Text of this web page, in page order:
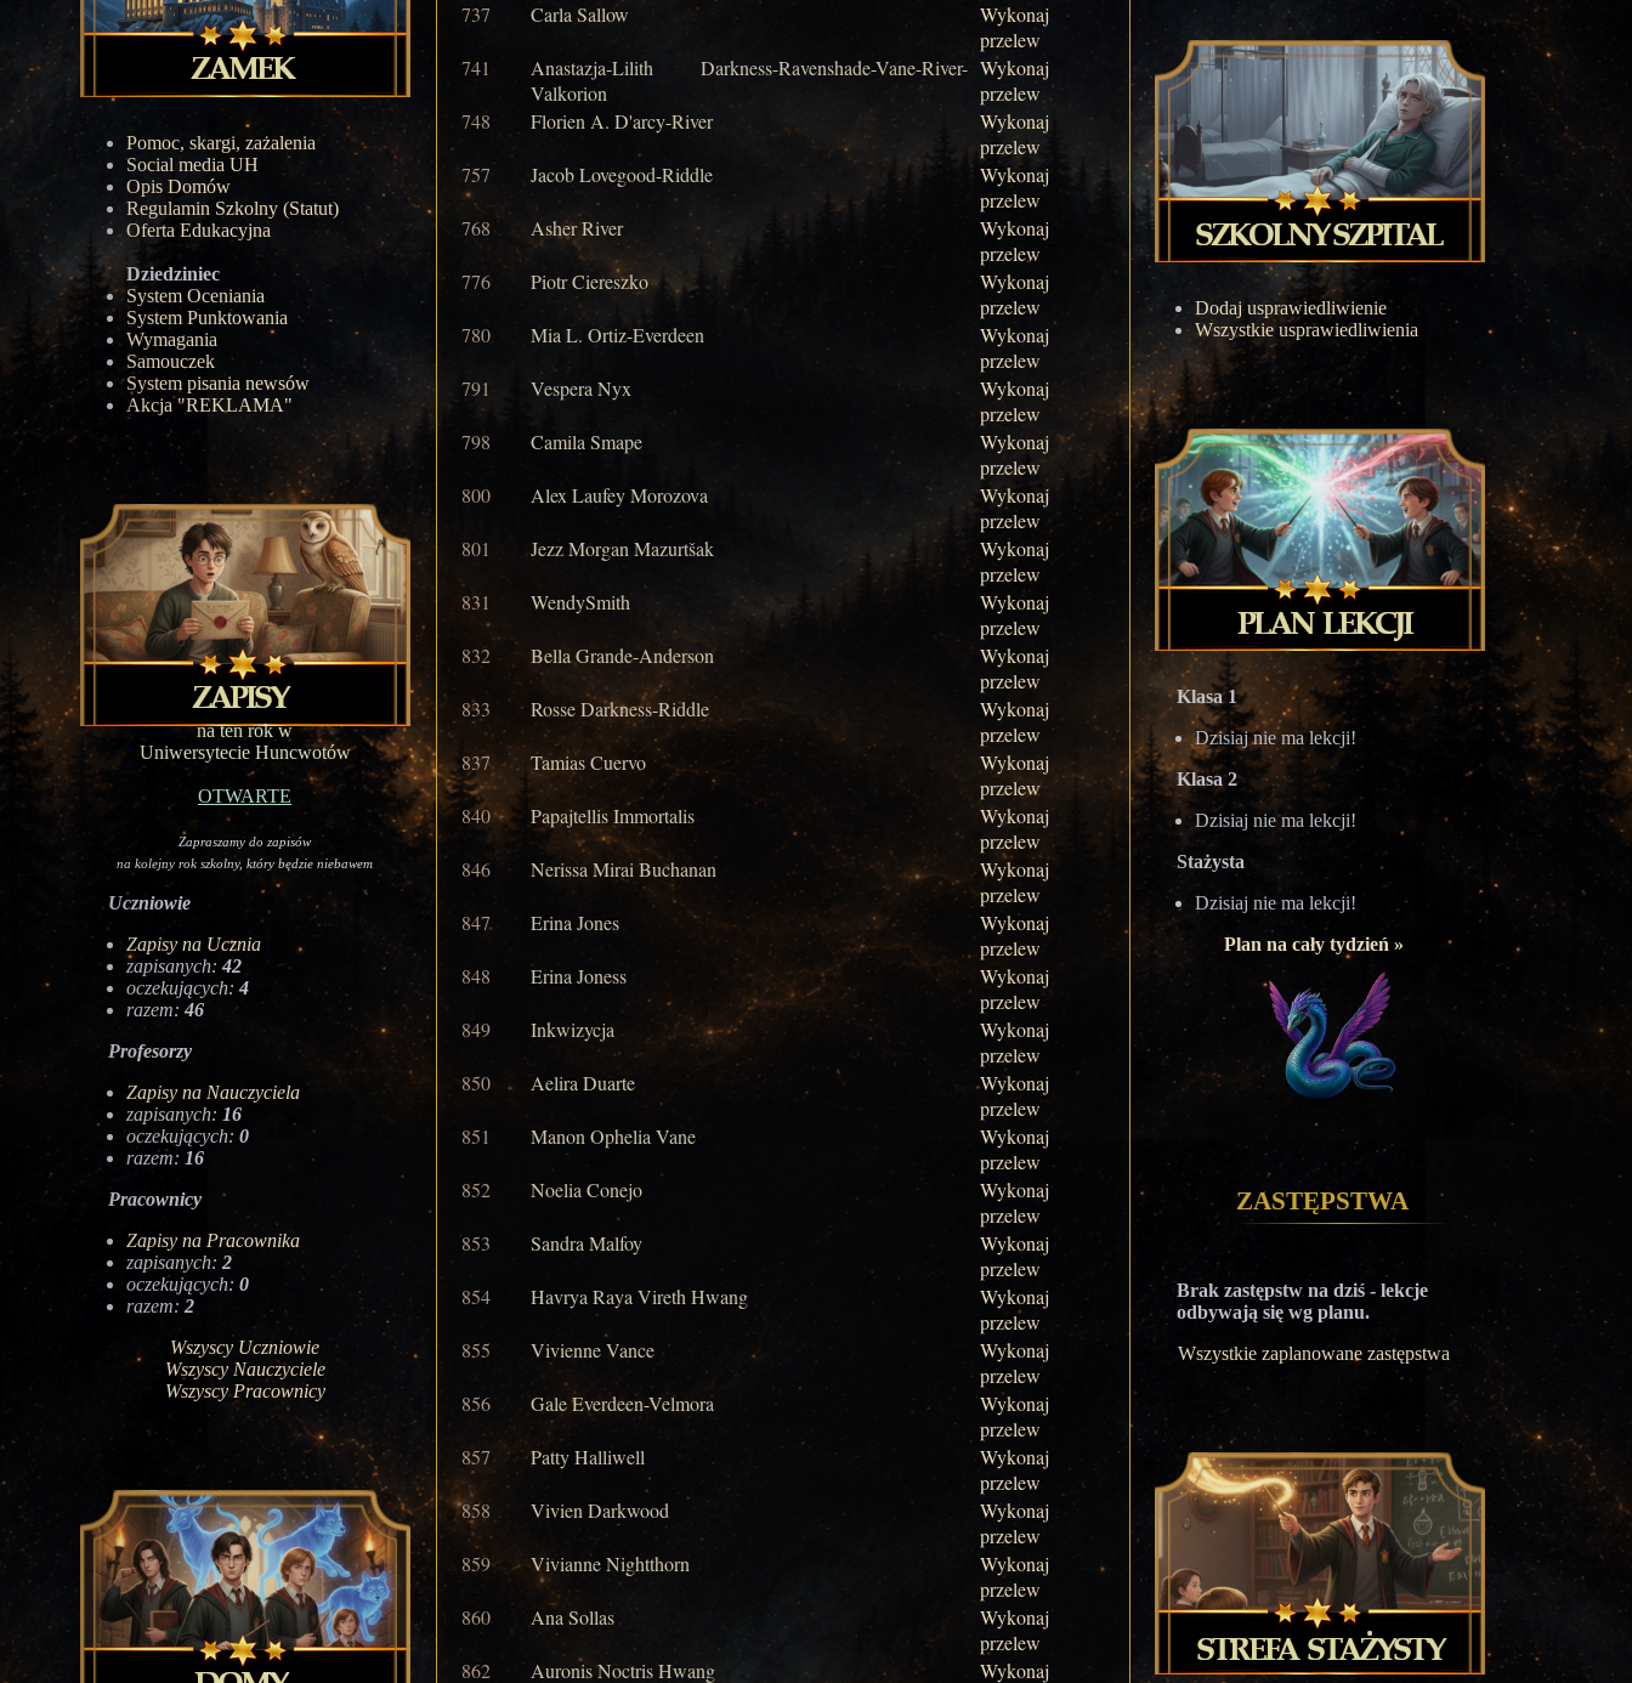
Pomoc, skargi, zażalenia
Social media UH
Opis Domów
Regulamin Szkolny (Statut)
Oferta Edukacyjna
Dziedziniec
System Oceniania
System Punktowania
Wymagania
Samouczek
System pisania newsów
Akcja "REKLAMA"
na ten rok w
Uniwersytecie Huncwotów
OTWARTE
Zapraszamy do zapisów
na kolejny rok szkolny, który będzie niebawem
Uczniowie
Zapisy na Ucznia
zapisanych: 42
oczekujących: 4
razem: 46
Profesorzy
Zapisy na Nauczyciela
zapisanych: 16
oczekujących: 0
razem: 16
Pracownicy
Zapisy na Pracownika
zapisanych: 2
oczekujących: 0
razem: 2
Wszyscy Uczniowie
Wszyscy Nauczyciele
Wszyscy Pracownicy
737
Carla Sallow
Wykonaj
przelew
741
Anastazja-Lilith Darkness-Ravenshade-Vane-River-
Valkorion
Wykonaj
przelew
748
Florien A. D'arcy-River
Wykonaj
przelew
757
Jacob Lovegood-Riddle
Wykonaj
przelew
768
Asher River
Wykonaj
przelew
776
Piotr Ciereszko
Wykonaj
przelew
780
Mia L. Ortiz-Everdeen
Wykonaj
przelew
791
Vespera Nyx
Wykonaj
przelew
798
Camila Smape
Wykonaj
przelew
800
Alex Laufey Morozova
Wykonaj
przelew
801
Jezz Morgan Mazurtšak
Wykonaj
przelew
831
WendySmith
Wykonaj
przelew
832
Bella Grande-Anderson
Wykonaj
przelew
833
Rosse Darkness-Riddle
Wykonaj
przelew
837
Tamias Cuervo
Wykonaj
przelew
840
Papajtellis Immortalis
Wykonaj
przelew
846
Nerissa Mirai Buchanan
Wykonaj
przelew
847
Erina Jones
Wykonaj
przelew
848
Erina Joness
Wykonaj
przelew
849
Inkwizycja
Wykonaj
przelew
850
Aelira Duarte
Wykonaj
przelew
851
Manon Ophelia Vane
Wykonaj
przelew
852
Noelia Conejo
Wykonaj
przelew
853
Sandra Malfoy
Wykonaj
przelew
854
Havrya Raya Vireth Hwang
Wykonaj
przelew
855
Vivienne Vance
Wykonaj
przelew
856
Gale Everdeen-Velmora
Wykonaj
przelew
857
Patty Halliwell
Wykonaj
przelew
858
Vivien Darkwood
Wykonaj
przelew
859
Vivianne Nightthorn
Wykonaj
przelew
860
Ana Sollas
Wykonaj
przelew
862
Auronis Noctris Hwang Wykonaj
Dodaj usprawiedliwienie
Wszystkie usprawiedliwienia
Klasa 1
Dzisiaj nie ma lekcji!
Klasa 2
Dzisiaj nie ma lekcji!
Stażysta
Dzisiaj nie ma lekcji!
Plan na cały tydzień »
Zastępstwa
Brak zastępstw na dziś - lekcje
odbywają się wg planu.
Wszystkie zaplanowane zastępstwa